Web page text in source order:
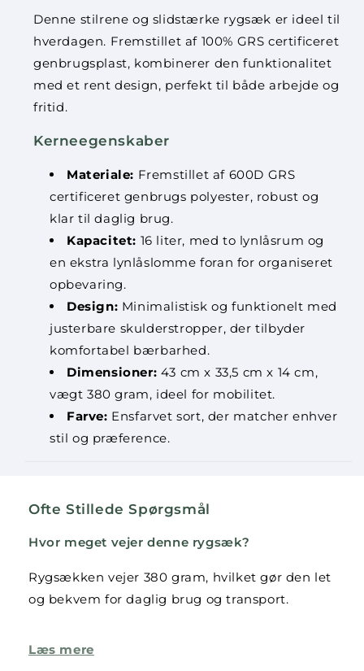
Denne stilrene og slidstærke rygsæk er ideel til
hverdagen. Fremstillet af 100% GRS certificeret
genbrugsplast, kombinerer den funktionalitet
med et rent design, perfekt til både arbejde og
fritid.
Kerneegenskaber
Materiale: Fremstillet af 600D GRS
certificeret genbrugs polyester, robust og
klar til daglig brug.
Kapacitet: 16 liter, med to lynlåsrum og
en ekstra lynlåslomme foran for organiseret
opbevaring.
Design: Minimalistisk og funktionelt med
justerbare skulderstropper, der tilbyder
komfortabel bærbarhed.
Dimensioner: 43 cm x 33,5 cm x 14 cm,
vægt 380 gram, ideel for mobilitet.
Farve: Ensfarvet sort, der matcher enhver
stil og præference.
Ofte Stillede Spørgsmål
Hvor meget vejer denne rygsæk?
Rygsækken vejer 380 gram, hvilket gør den let
og bekvem for daglig brug og transport.
Læs mere